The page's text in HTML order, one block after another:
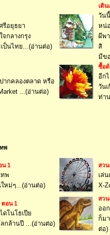
รีอยุธยา
จกลางกรุง
ป็นไทย...(อ่านต่อ)
เดิน
วัน
หน่
ผีพ
สิ
มีข
ากคลองตลาด หรือ
...(อ่านต่อ)
ซื้อต้
อีก
วัน
ท่า
พ
น 1
ทพ
ใหม่ๆ...(อ่านต่อ)
สว
เล่
X-
ตอน 1
โนโธเปีย
กล้านปี ...(อ่านต่อ)
สว
ออ
ก็ม
ต่อ)